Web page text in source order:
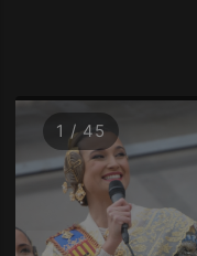
1 / 45